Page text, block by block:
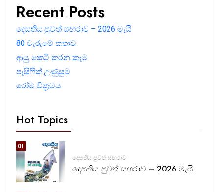
Recent Posts
දෙසතිය පුවත් සඟරාව – 2026 මැයි
80 වැරුමේ කතාව
ආයු කෙටි කරන කෑම
පැසිෆික් උණුසුම
රෝම වික්‍රමය
Hot Topics
01
දෙසතිය පුවත් සඟරාව
දෙසතිය පුවත් සඟරාව – 2026 මැයි